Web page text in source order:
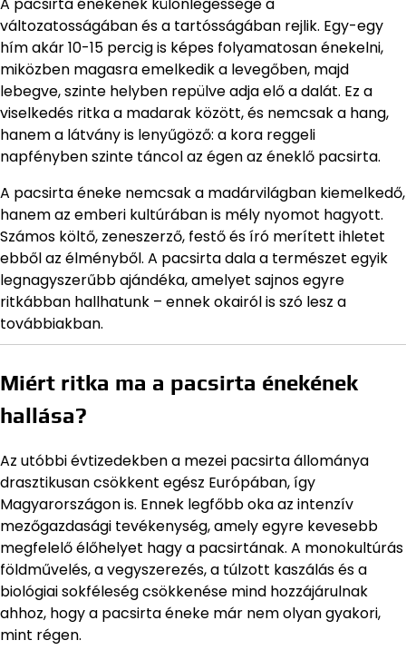
A pacsirta énekének különlegessége a
változatosságában és a tartósságában rejlik. Egy-egy
hím akár 10-15 percig is képes folyamatosan énekelni,
miközben magasra emelkedik a levegőben, majd
lebegve, szinte helyben repülve adja elő a dalát. Ez a
viselkedés ritka a madarak között, és nemcsak a hang,
hanem a látvány is lenyűgöző: a kora reggeli
napfényben szinte táncol az égen az éneklő pacsirta.
A pacsirta éneke nemcsak a madárvilágban kiemelkedő,
hanem az emberi kultúrában is mély nyomot hagyott.
Számos költő, zeneszerző, festő és író merített ihletet
ebből az élményből. A pacsirta dala a természet egyik
legnagyszerűbb ajándéka, amelyet sajnos egyre
ritkábban hallhatunk – ennek okairól is szó lesz a
továbbiakban.
Miért ritka ma a pacsirta énekének
hallása?
Az utóbbi évtizedekben a mezei pacsirta állománya
drasztikusan csökkent egész Európában, így
Magyarországon is. Ennek legfőbb oka az intenzív
mezőgazdasági tevékenység, amely egyre kevesebb
megfelelő élőhelyet hagy a pacsirtának. A monokultúrás
földművelés, a vegyszerezés, a túlzott kaszálás és a
biológiai sokféleség csökkenése mind hozzájárulnak
ahhoz, hogy a pacsirta éneke már nem olyan gyakori,
mint régen.